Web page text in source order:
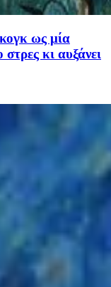
ως μία
στρες κι αυξάνει